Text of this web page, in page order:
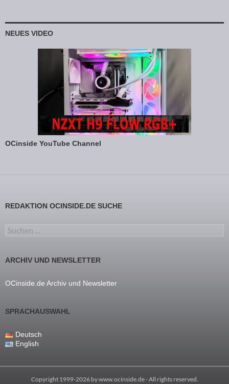
NEUES VIDEO
OCinside YouTube Channel
REDAKTION OCINSIDE.DE SUCHE
Suchen nach:
ARCHIV UND NEWSLETTER
OCinside.de Archiv und Newsletter
SPRACHAUSWAHL
Deutsch
English
Copyright 1999-2026 bywww.ocinside.de- All rights reserved.